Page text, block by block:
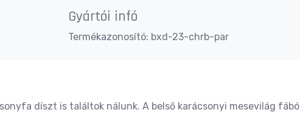
Gyártói infó
Termékazonosító: bxd-23-chrb-par
díszt is találtok nálunk. A belső karácsonyi mesevilág